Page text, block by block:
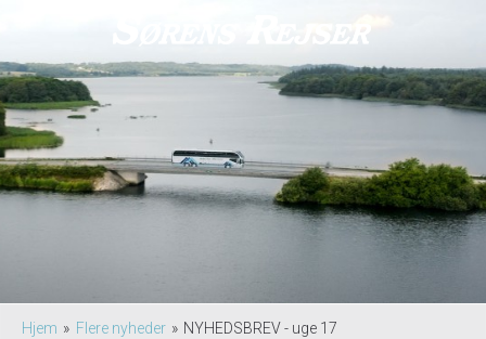
Hjem » Flere nyheder » NYHEDSBREV - uge 17